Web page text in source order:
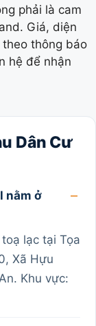
phải là cam
Giá, diện
thông báo
hệ để nhận
Dân Cư
nằm ở
lạc tại Tọa
Xã Hựu
Khu vực: